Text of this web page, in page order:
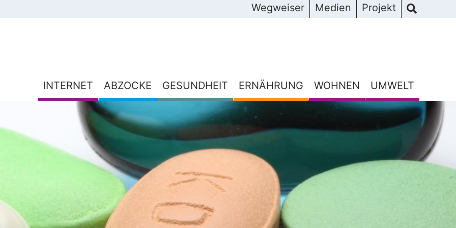
Wegweiser Medien Projekt
INTERNET ABZOCKE GESUNDHEIT ERNÄHRUNG WOHNEN UMWELT